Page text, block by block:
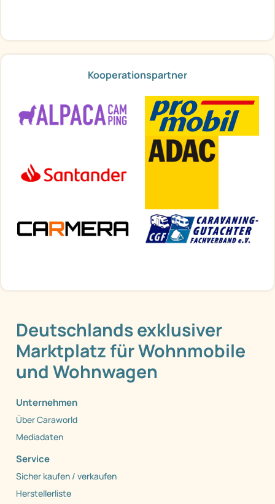
Kooperationspartner
Deutschlands exklusiver
Marktplatz für Wohnmobile
und Wohnwagen
Unternehmen
Über Caraworld
Mediadaten
Service
Sicher kaufen / verkaufen
Herstellerliste